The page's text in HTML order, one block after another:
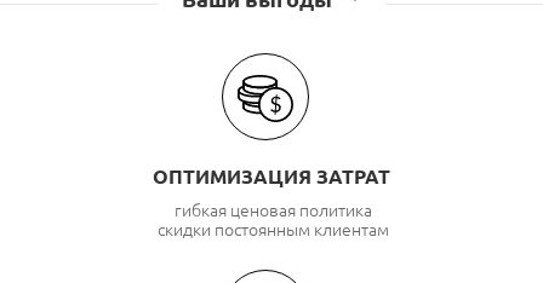
Розетки компьютерные (RJ45), телефонные (RJ11) TWT
ОПТИМИЗАЦИЯ ЗАТРАТ
гибкая ценовая политика
скидки постоянным клиентам